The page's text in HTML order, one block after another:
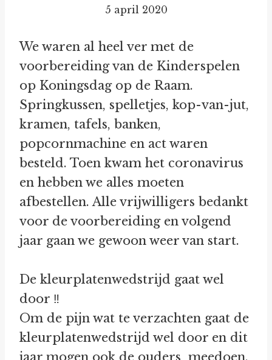
5 april 2020
We waren al heel ver met de
voorbereiding van de Kinderspelen
op Koningsdag op de Raam.
Springkussen, spelletjes, kop-van-jut,
kramen, tafels, banken,
popcornmachine en act waren
besteld. Toen kwam het coronavirus
en hebben we alles moeten
afbestellen. Alle vrijwilligers bedankt
voor de voorbereiding en volgend
jaar gaan we gewoon weer van start.
De kleurplatenwedstrijd gaat wel
door ‼
Om de pijn wat te verzachten gaat de
kleurplatenwedstrijd wel door en dit
jaar mogen ook de ouders meedoen.